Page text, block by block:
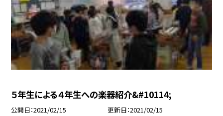
５年生による４年生への楽器紹介&#10114;
公開日 2021/02/15 更新日 2021/02/15